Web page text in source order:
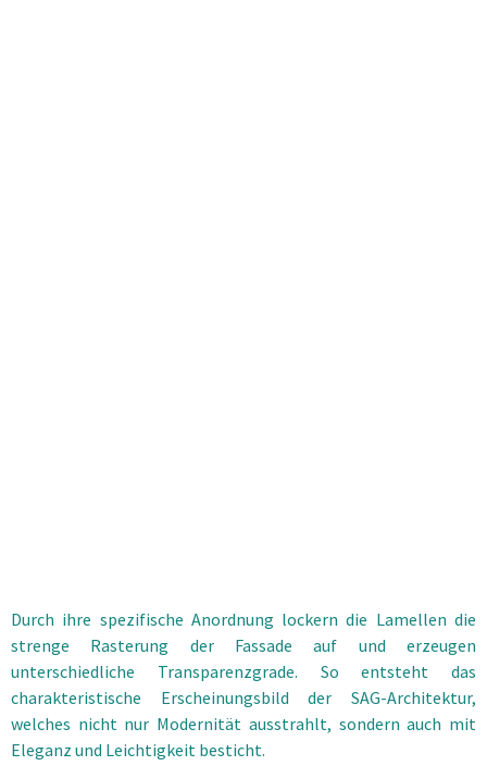
Durch ihre spezifische Anordnung lockern die Lamellen die
strenge Rasterung der Fassade auf und erzeugen
unterschiedliche Transparenzgrade. So entsteht das
charakteristische Erscheinungsbild der SAG-Architektur,
welches nicht nur Modernität ausstrahlt, sondern auch mit
Eleganz und Leichtigkeit besticht.